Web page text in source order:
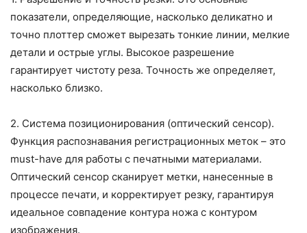
показатели, определяющие, насколько деликатно и
точно плоттер сможет вырезать тонкие линии, мелкие
детали и острые углы. Высокое разрешение
гарантирует чистоту реза. Точность же определяет,
насколько близко.
2. Система позиционирования (оптический сенсор).
Функция распознавания регистрационных меток – это
must-have для работы с печатными материалами.
Оптический сенсор сканирует метки, нанесенные в
процессе печати, и корректирует резку, гарантируя
идеальное совпадение контура ножа с контуром
изображения.